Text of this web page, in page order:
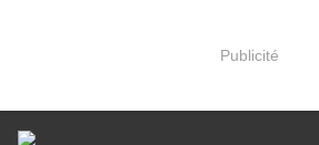
Publicité